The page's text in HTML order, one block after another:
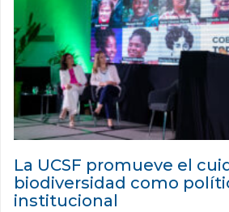
La UCSF promueve el
biodiversidad como
institucional